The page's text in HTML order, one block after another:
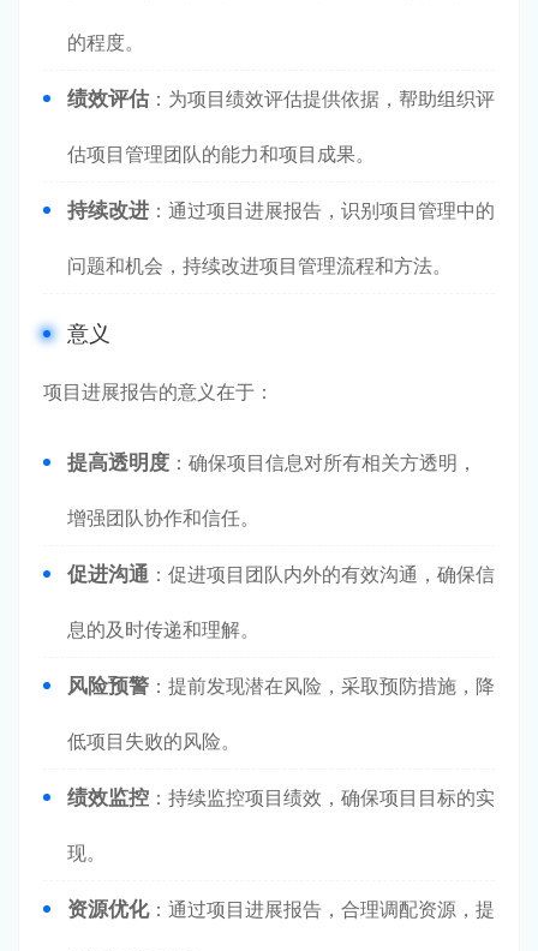
的程度。
绩效评估 ：为项目绩效评估提供依据，帮助组织评
估项目管理团队的能力和项目成果。
持续改进 ：通过项目进展报告，识别项目管理中的
问题和机会，持续改进项目管理流程和方法。
意义
项目进展报告的意义在于：
提高透明度 ：确保项目信息对所有相关方透明，
增强团队协作和信任。
促进沟通 ：促进项目团队内外的有效沟通，确保信
息的及时传递和理解。
风险预警 ：提前发现潜在风险，采取预防措施，降
低项目失败的风险。
绩效监控 ：持续监控项目绩效，确保项目目标的实
现。
资源优化：通过项目进展报告，合理调配资源，提